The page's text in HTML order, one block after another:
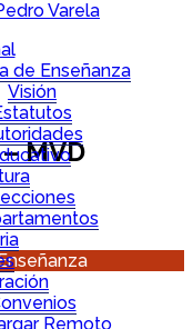
de Enseñanza
Visión
Remoto
MVD